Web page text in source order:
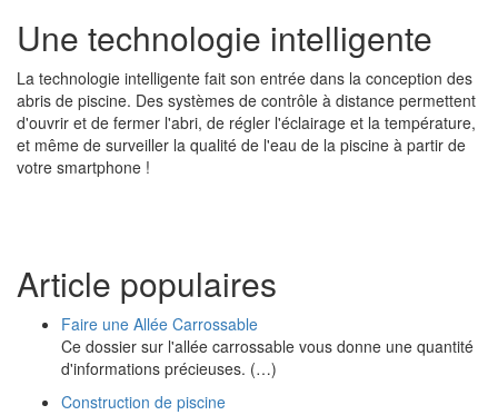
Une technologie intelligente
La technologie intelligente fait son entrée dans la conception des
abris de piscine. Des systèmes de contrôle à distance permettent
d'ouvrir et de fermer l'abri, de régler l'éclairage et la température,
et même de surveiller la qualité de l'eau de la piscine à partir de
votre smartphone !
Article populaires
Faire une Allée Carrossable
Ce dossier sur l'allée carrossable vous donne une quantité
d'informations précieuses. (…)
Construction de piscine